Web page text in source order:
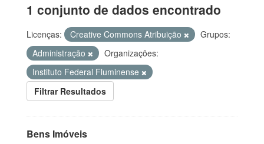
1 conjunto de dados encontrado
Licenças: Creative Commons Atribuição
Grupos:
Administração
Organizações:
Instituto Federal Fluminense
Filtrar Resultados
Bens Imóveis